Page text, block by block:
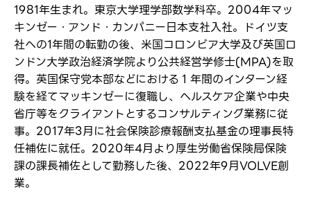
1981年生まれ。東京大学理学部数学科卒。2004年マッ
キンゼー・アンド・カンパニー日本支社入社。ドイツ支
社への1年間の転勤の後、米国コロンビア大学及び英国ロ
ンドン大学政治経済学院より公共経営学修士(MPA)を取
得。英国保守党本部などにおける１年間のインターン経
験を経てマッキンゼーに復職し、ヘルスケア企業や中央
省庁等をクライアントとするコンサルティング業務に従
事。2017年3月に社会保険診療報酬支払基金の理事長特
任補佐に就任。2020年4月より厚生労働省保険局保険
課の課長補佐として勤務した後、2022年9月VOLVE創
業。